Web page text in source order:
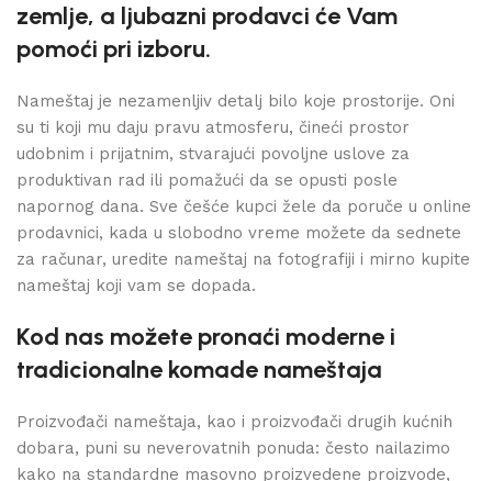
zemlje, a ljubazni prodavci će Vam
pomoći pri izboru.
Nameštaj je nezamenljiv detalj bilo koje prostorije. Oni
su ti koji mu daju pravu atmosferu, čineći prostor
udobnim i prijatnim, stvarajući povoljne uslove za
produktivan rad ili pomažući da se opusti posle
napornog dana. Sve češće kupci žele da poruče u online
prodavnici, kada u slobodno vreme možete da sednete
za računar, uredite nameštaj na fotografiji i mirno kupite
nameštaj koji vam se dopada.
Kod nas možete pronaći moderne i
tradicionalne komade nameštaja
Proizvođači nameštaja, kao i proizvođači drugih kućnih
dobara, puni su neverovatnih ponuda: često nailazimo
kako na standardne masovno proizvedene proizvode,